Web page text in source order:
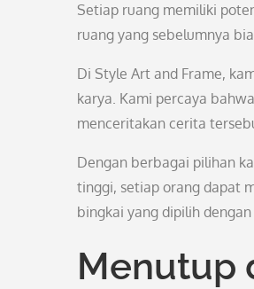
Setiap ruang memiliki
ruang yang sebelumnya
Di Style Art and Frame,
karya. Kami percaya
menceritakan cerita
Dengan berbagai pilihan
tinggi, setiap orang dapat
bingkai yang dipilih
Menutup